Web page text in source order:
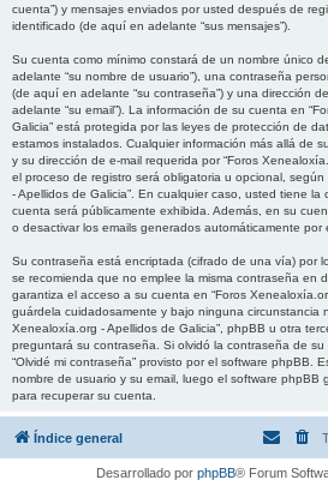
cuenta”) y mensajes enviados por usted después de
identificado (de aquí en adelante “sus mensajes”).
Su cuenta como mínimo constará de un nombre único
adelante “su nombre de usuario”), una contraseña
(de aquí en adelante “su contraseña”) y una dirección
adelante “su email”). La información de su cuenta en
Galicia” está protegida por las leyes de protección de
estamos instalados. Cualquier información más allá de
y su dirección de e-mail requerida por “Foros
el proceso de registro será obligatoria u opcional, según
- Apellidos de Galicia”. En cualquier caso, usted tiene
cuenta será públicamente exhibida. Además, en su
o desactivar los emails generados automáticamente por
Su contraseña está encriptada (cifrado de una vía) por
se recomienda que no emplee la misma contraseña en
garantiza el acceso a su cuenta en “Foros
guárdela cuidadosamente y bajo ninguna circunstancia
Xenealoxía.org - Apellidos de Galicia”, phpBB u otra
preguntará su contraseña. Si olvidó la contraseña de
“Olvidé mi contraseña” provisto por el software phpBB.
nombre de usuario y su email, luego el software phpBB
para recuperar su cuenta.
Índice general
Desarrollado por phpBB® Forum